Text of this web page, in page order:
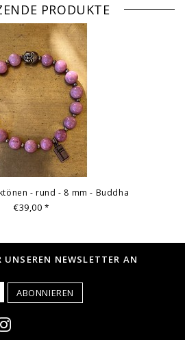
PRODUKTE
- rund - 8 mm - Buddha
€39,00*
NEWSLETTER AN
ABONNIEREN